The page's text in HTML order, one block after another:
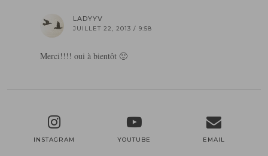
LADYYV
JUILLET 22, 2013 / 9:58
Merci!!!! oui à bientôt 🙂
INSTAGRAM YOUTUBE EMAIL